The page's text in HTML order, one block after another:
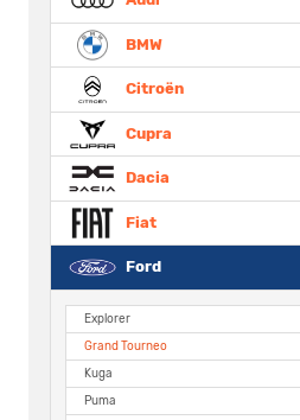
BMW
Citroën
Cupra
Dacia
Fiat
Ford
Explorer
Grand Tourneo
Kuga
Puma